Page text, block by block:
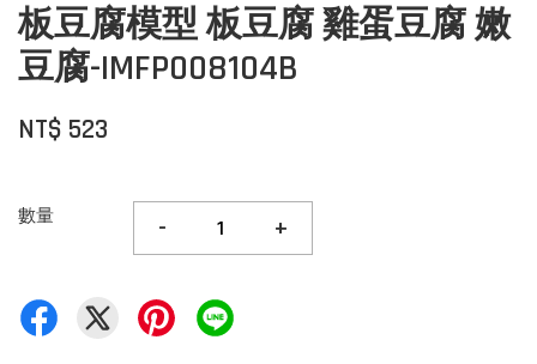
板豆腐模型 板豆腐 雞蛋豆腐 嫩
豆腐-IMFP008104B
NT$ 523
數量 - +